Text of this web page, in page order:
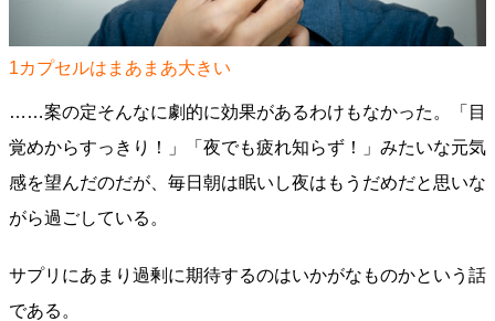
1カプセルはまあまあ大きい
……案の定そんなに劇的に効果があるわけもなかった。「目
覚めからすっきり！」「夜でも疲れ知らず！」みたいな元気
感を望んだのだが、毎日朝は眠いし夜はもうだめだと思いな
がら過ごしている。
サプリにあまり過剰に期待するのはいかがなものかという話
である。